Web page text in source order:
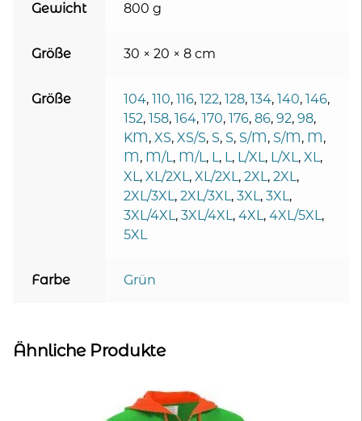
Gewicht 800 g
Größe 30 × 20 × 8 cm
Größe 104, 110, 116, 122, 128, 134, 140, 146,
152, 158, 164, 170, 176, 86, 92, 98,
KM, XS, XS/S, S, S, S/M, S/M, M,
M, M/L, M/L, L, L, L/XL, L/XL, XL,
XL, XL/2XL, XL/2XL, 2XL, 2XL,
2XL/3XL, 2XL/3XL, 3XL, 3XL,
3XL/4XL, 3XL/4XL, 4XL, 4XL/5XL,
5XL
Farbe Grün
Ähnliche Produkte